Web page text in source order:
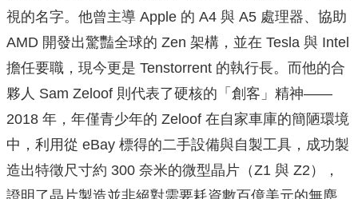
視的名字。他曾主導 Apple 的 A4 與 A5 處理器、協助
AMD 開發出驚豔全球的 Zen 架構，並在 Tesla 與 Intel
擔任要職，現今更是 Tenstorrent 的執行長。而他的合
夥人 Sam Zeloof 則代表了硬核的「創客」精神——
2018 年，年僅青少年的 Zeloof 在自家車庫的簡陋環境
中，利用從 eBay 標得的二手設備與自製工具，成功製
造出特徵尺寸約 300 奈米的微型晶片（Z1 與 Z2），
證明了晶片製造並非絕對需要耗資數百億美元的無塵